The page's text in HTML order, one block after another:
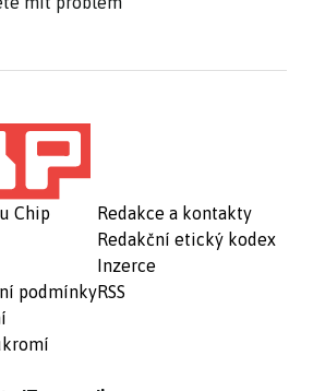
Chip
podmínky
Redakce a kontakty
Redakční etický kodex
Inzerce
RSS